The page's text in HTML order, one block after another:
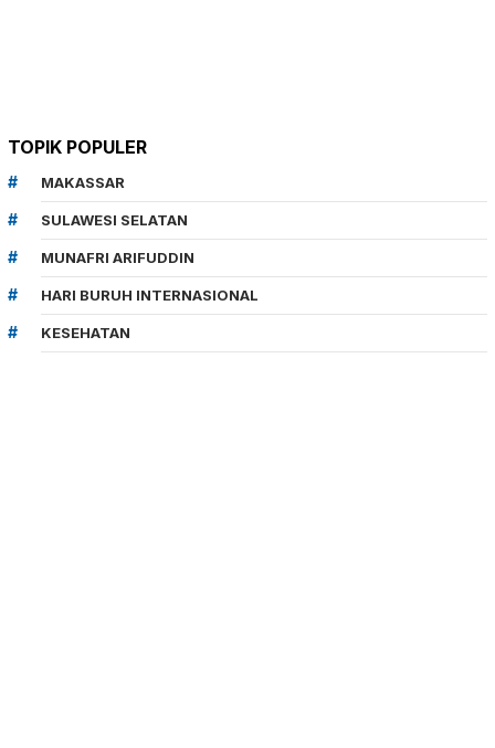
TOPIK POPULER
MAKASSAR
SULAWESI SELATAN
MUNAFRI ARIFUDDIN
HARI BURUH INTERNASIONAL
KESEHATAN